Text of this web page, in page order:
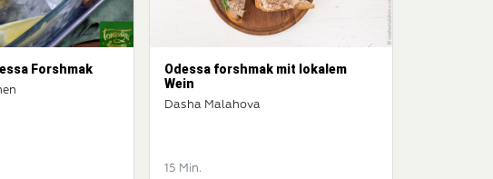
Forshmak
Odessa forshmak mit lokalem
Wein
Dasha Malahova
15 Min.